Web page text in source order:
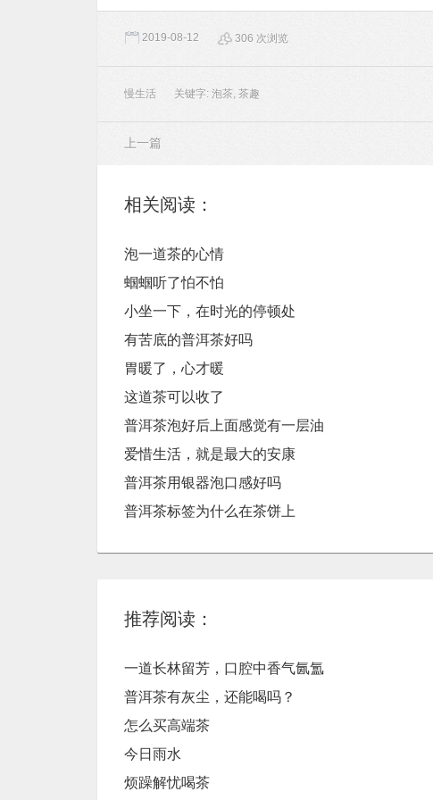
2019-08-12 306 次浏览
慢生活 关键字:泡茶,茶趣
上一篇
相关阅读：
泡一道茶的心情
蝈蝈听了怕不怕
小坐一下，在时光的停顿处
有苦底的普洱茶好吗
胃暖了，心才暖
这道茶可以收了
普洱茶泡好后上面感觉有一层油
爱惜生活，就是最大的安康
普洱茶用银器泡口感好吗
普洱茶标签为什么在茶饼上
推荐阅读：
一道长林留芳，口腔中香气氤氲
普洱茶有灰尘，还能喝吗？
怎么买高端茶
今日雨水
烦躁解忧喝茶